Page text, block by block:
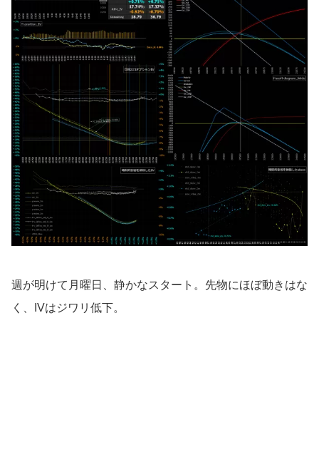
週が明けて月曜日、静かなスタート。先物にほぼ動きはな
く、IVはジワリ低下。